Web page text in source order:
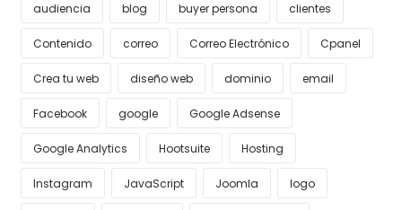
audiencia blog buyer persona clientes
Contenido correo Correo Electrónico Cpanel
Crea tu web diseño web dominio email
Facebook google Google Adsense
Google Analytics Hootsuite Hosting
Instagram JavaScript Joomla logo